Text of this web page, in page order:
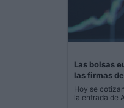
Las bolsas
las firmas
Hoy se
la entrada de